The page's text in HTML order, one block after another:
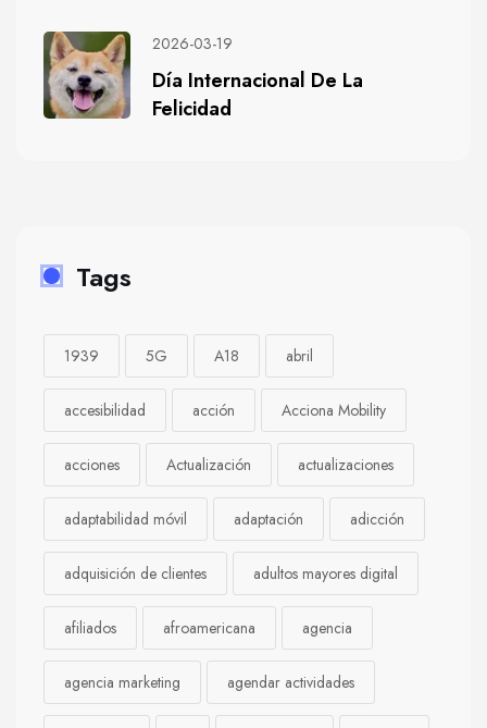
2026-03-19
Día Internacional De La
Felicidad
Tags
1939 5G A18 abril
accesibilidad acción Acciona Mobility
acciones Actualización actualizaciones
adaptabilidad móvil adaptación adicción
adquisición de clientes adultos mayores digital
afiliados afroamericana agencia
agencia marketing agendar actividades